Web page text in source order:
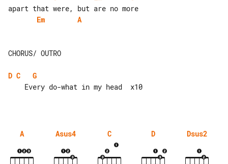
Em
A
CHORUS/ OUTRO
D C
G
A Asus4 C D Dsus2